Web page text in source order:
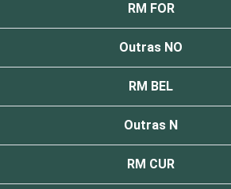
RM FOR
Outras NO
RM BEL
Outras N
RM CUR